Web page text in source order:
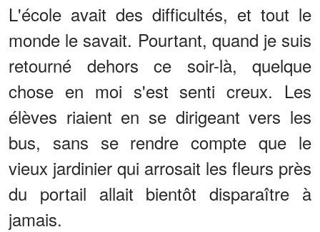
L'école avait des difficultés, et tout le
monde le savait. Pourtant, quand je suis
retourné dehors ce soir-là, quelque
chose en moi s'est senti creux. Les
élèves riaient en se dirigeant vers les
bus, sans se rendre compte que le
vieux jardinier qui arrosait les fleurs près
du portail allait bientôt disparaître à
jamais.